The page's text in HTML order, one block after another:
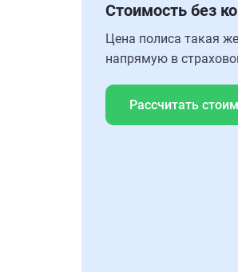
Стоимость без
Цена полиса такая
напрямую в
Рассчитать